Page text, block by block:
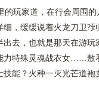
玩家道，在行会周围
，缓缓说着火龙刀卫?
去，也就是那天在游
力特殊灵魂战衣女……敖
能？火种一灭光芒道袍